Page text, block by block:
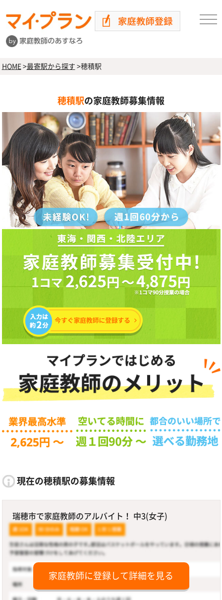
HOME>最寄駅から探す >穂積駅
穂積駅の家庭教師募集情報
現在の穂積駅の募集情報
瑞穂市で家庭教師のアルバイト！ 中3(女子)
家庭教師に登録して詳細を見る